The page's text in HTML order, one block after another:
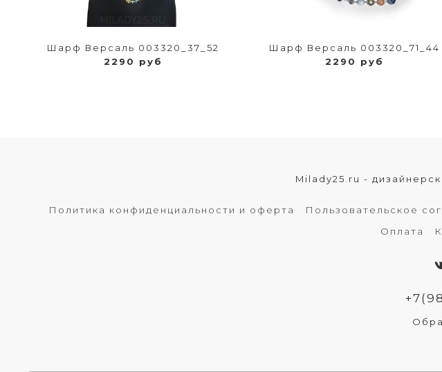
Шарф Версаль 003320_37_52
2290 руб
Шарф Версаль 003320_71_44
2290 руб
Milady25.ru -
Политика конфиденциальности и оферта Пользовательское
Оплата